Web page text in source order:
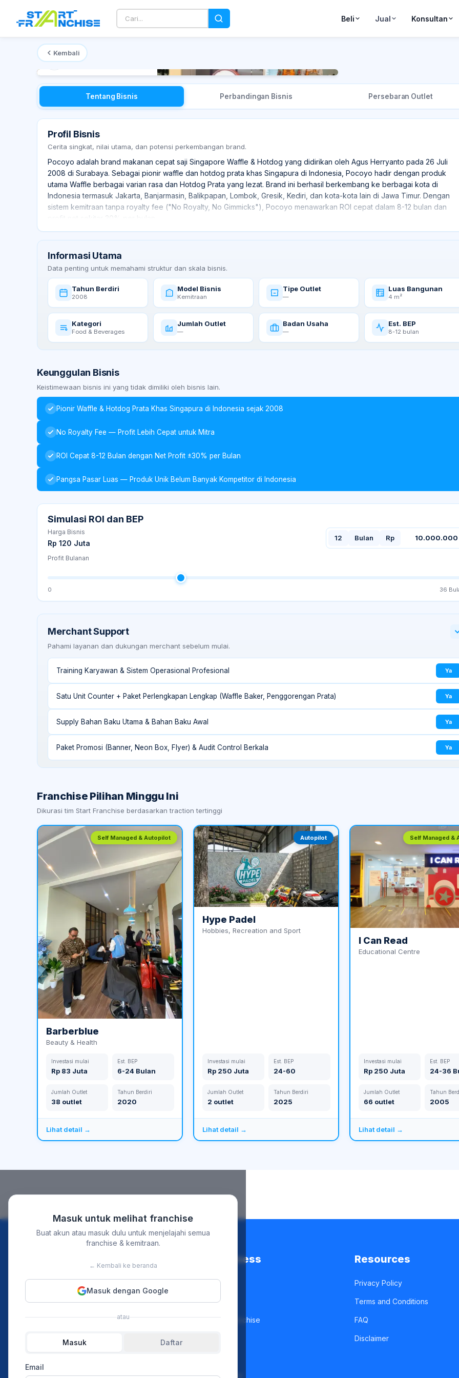
Beli Jual Konsultan
Kembali
Mulai dari
Rp 120 Juta
+3
Tentang Bisnis Perbandingan Bisnis Persebaran Outlet
Profil Bisnis
Cerita singkat, nilai utama, dan potensi perkembangan brand.
Pocoyo adalah brand makanan cepat saji Singapore Waffle & Hotdog yang didirikan oleh Agus Herryanto pada 26 Juli
2008 di Surabaya. Sebagai pionir waffle dan hotdog prata khas Singapura di Indonesia, Pocoyo hadir dengan produk
utama Waffle berbagai varian rasa dan Hotdog Prata yang lezat. Brand ini berhasil berkembang ke berbagai kota di
Indonesia termasuk Jakarta, Banjarmasin, Balikpapan, Lombok, Gresik, Kediri, dan kota-kota lain di Jawa Timur. Dengan
sistem kemitraan tanpa royalty fee ("No Royalty, No Gimmicks"), Pocoyo menawarkan ROI cepat dalam 8-12 bulan dan
profit net sekitar 30% per bulan.
Informasi Utama
Data penting untuk memahami struktur dan skala bisnis.
Tahun Berdiri
2008
Model Bisnis
Kemitraan
Tipe Outlet
—
Luas Bangunan
4 m²
Kategori
Food & Beverages
Jumlah Outlet
—
Badan Usaha
—
Est. BEP
8-12 bulan
Keunggulan Bisnis
Keistimewaan bisnis ini yang tidak dimiliki oleh bisnis lain.
Pionir Waffle & Hotdog Prata Khas Singapura di Indonesia sejak 2008
No Royalty Fee — Profit Lebih Cepat untuk Mitra
ROI Cepat 8-12 Bulan dengan Net Profit ±30% per Bulan
Pangsa Pasar Luas — Produk Unik Belum Banyak Kompetitor di Indonesia
Simulasi ROI dan BEP
Harga Bisnis
Rp 120 Juta
Profit Bulanan
12 Bulan Rp 10.000.000
0 36
Merchant Support
Pahami layanan dan dukungan merchant sebelum mulai.
Training Karyawan & Sistem Operasional Profesional Ya
Satu Unit Counter + Paket Perlengkapan Lengkap (Waffle Baker, Penggorengan Prata) Ya
Supply Bahan Baku Utama & Bahan Baku Awal Ya
Paket Promosi (Banner, Neon Box, Flyer) & Audit Control Berkala Ya
Franchise Pilihan Minggu Ini
Dikurasi tim Start Franchise berdasarkan traction tertinggi
Self Managed & Autopilot
Barberblue
Beauty & Health
Investasi mulai
Rp 83 Juta
Est. BEP
6-24 Bulan
Jumlah Outlet
38 outlet
Tahun Berdiri
2020
Lihat detail →
Autopilot
Hype Padel
Hobbies, Recreation and Sport
Investasi mulai
Rp 250 Juta
Est. BEP
24-60
Jumlah Outlet
2 outlet
Tahun Berdiri
2025
Lihat detail →
Self Managed &
I Can Read
Educational Centre
Investasi mulai
Rp 250 Juta
Est. BEP
24-36
Jumlah Outlet
66 outlet
Tahun
2005
Lihat detail →
Masuk untuk melihat franchise
Buat akun atau masuk dulu untuk menjelajahi semua
franchise & kemitraan.
← Kembali ke beranda
Masuk dengan Google
atau
Masuk Daftar
Email
TikTok
Youtube
For Business
Our Event
Merchant Franchise
Press Release
Resources
Privacy Policy
Terms and Conditions
FAQ
Disclaimer